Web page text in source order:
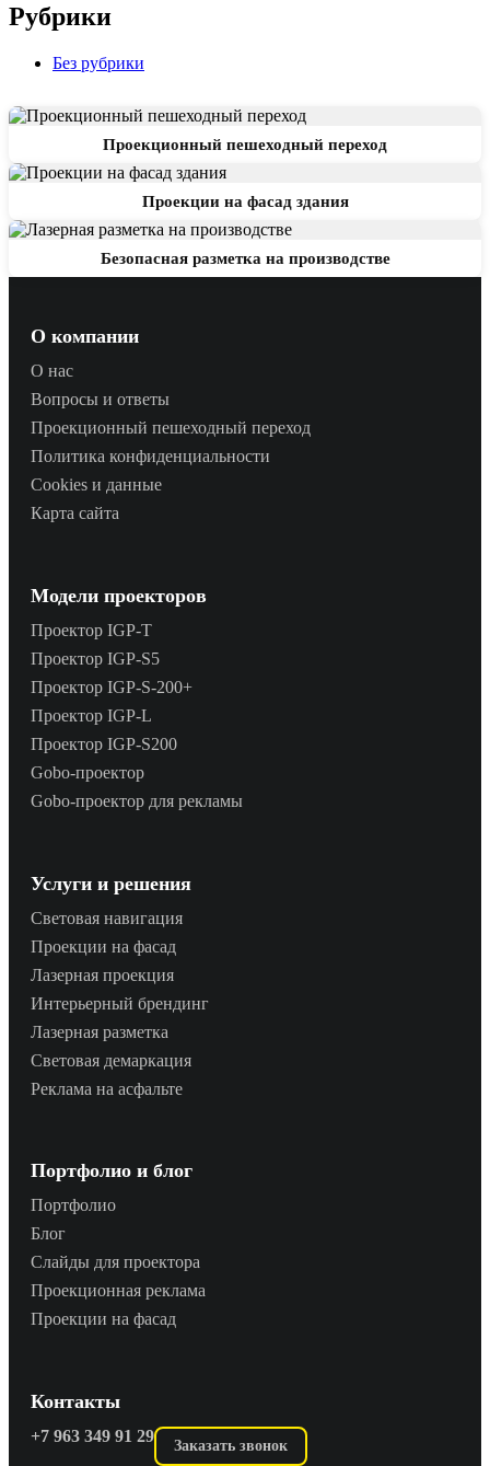
Рубрики
Без рубрики
Проекционный пешеходный переход
Проекции на фасад здания
Безопасная разметка на производстве
О компании
О нас
Вопросы и ответы
Проекционный пешеходный переход
Политика конфиденциальности
Cookies и данные
Карта сайта
Модели проекторов
Проектор IGP‑T
Проектор IGP‑S5
Проектор IGP‑S‑200+
Проектор IGP‑L
Проектор IGP‑S200
Gobo‑проектор
Gobo‑проектор для рекламы
Услуги и решения
Световая навигация
Проекции на фасад
Лазерная проекция
Интерьерный брендинг
Лазерная разметка
Световая демаркация
Реклама на асфальте
Портфолио и блог
Портфолио
Блог
Слайды для проектора
Проекционная реклама
Проекции на фасад
Контакты
+7 963 349 91 29
Заказать звонок